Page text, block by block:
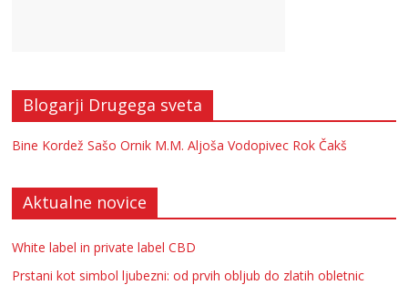
Blogarji Drugega sveta
Bine Kordež Sašo Ornik M.M. Aljoša Vodopivec Rok Čakš
Aktualne novice
White label in private label CBD
Prstani kot simbol ljubezni: od prvih obljub do zlatih obletnic